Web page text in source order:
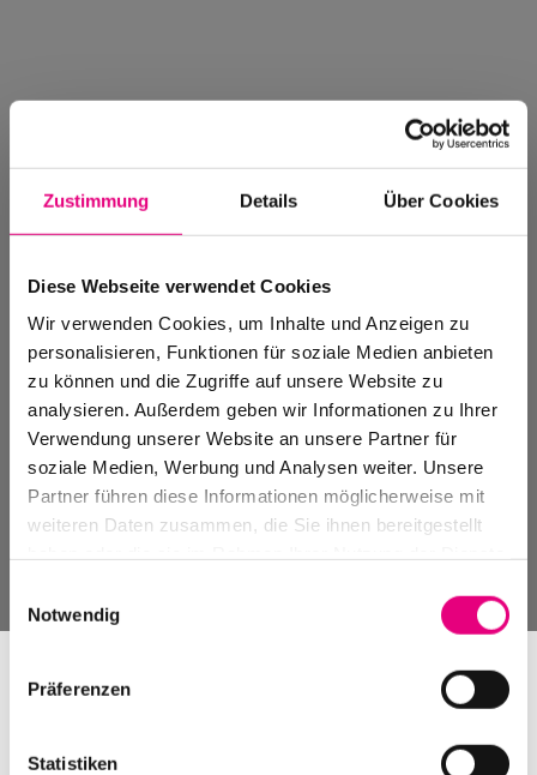
Zustimmung Details Über Cookies
Diese Webseite verwendet Cookies
Wir verwenden Cookies, um Inhalte und Anzeigen zu
personalisieren, Funktionen für soziale Medien anbieten
zu können und die Zugriffe auf unsere Website zu
analysieren. Außerdem geben wir Informationen zu Ihrer
Verwendung unserer Website an unsere Partner für
soziale Medien, Werbung und Analysen weiter. Unsere
Partner führen diese Informationen möglicherweise mit
weiteren Daten zusammen, die Sie ihnen bereitgestellt
Notwendig
Präferenzen
Statistiken
Events Archive
Past events, festivals, and venues